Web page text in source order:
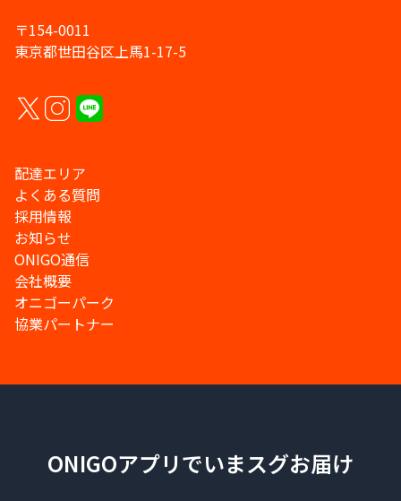
〒154-0011
東京都世田谷区上馬1-17-5
配達エリア
よくある質問
採用情報
お知らせ
ONIGO通信
会社概要
オニゴーパーク
協業パートナー
ONIGOアプリでいまスグお届け